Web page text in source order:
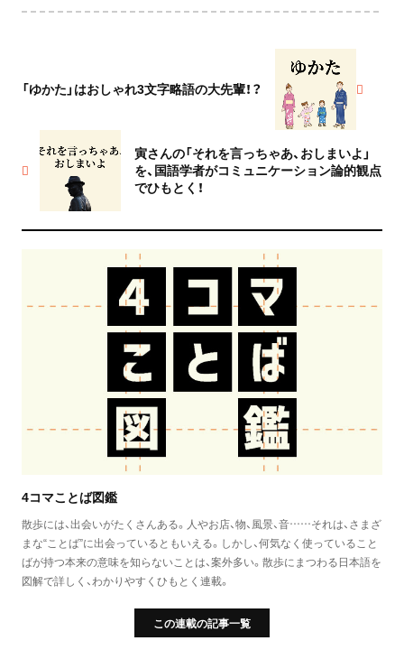
寅さんの「それを言っちゃあ、おしまいよ」
を、国語学者がコミュニケーション論的観点
でひもとく！
「ゆかた」はおしゃれ3文字略語の大先輩！？
4コマことば図鑑
散歩には、出会いがたくさんある。人やお店、物、風景、音……それは、さまざ
まな“ことば”に出会っているともいえる。しかし、何気なく使っていること
ばが持つ本来の意味を知らないことは、案外多い。散歩にまつわる日本語を
図解で詳しく、わかりやすくひもとく連載。
この連載の記事一覧